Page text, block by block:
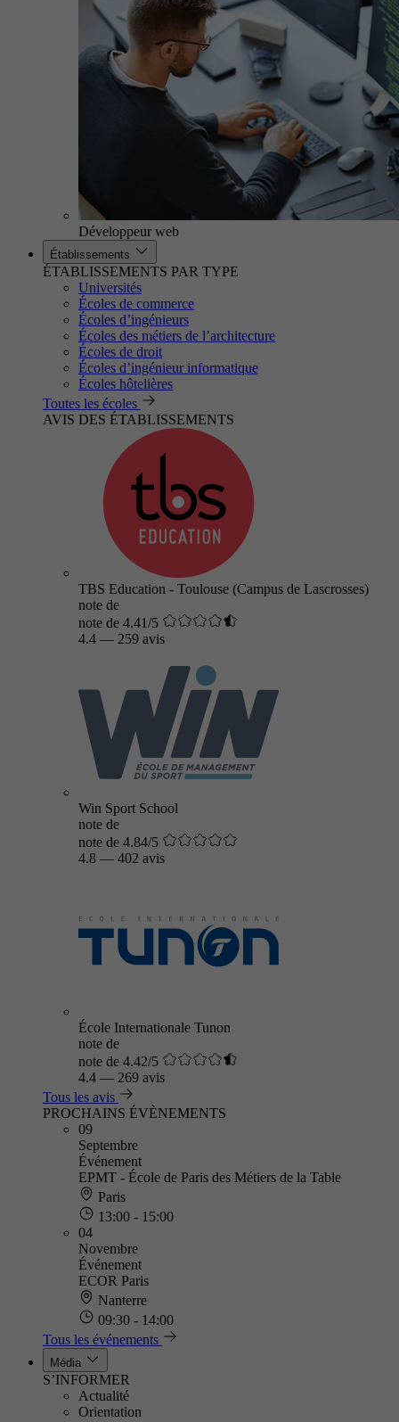
Développeur web
Établissements
ÉTABLISSEMENTS PAR TYPE
Universités
Écoles de commerce
Écoles d’ingénieurs
Écoles des métiers de l’architecture
Écoles de droit
Écoles d’ingénieur informatique
Écoles hôtelières
Toutes les écoles
AVIS DES ÉTABLISSEMENTS
TBS Education - Toulouse (Campus de Lascrosses)
note de
note de 4.41/5
4.4 — 259 avis
Win Sport School
note de
note de 4.84/5
4.8 — 402 avis
École Internationale Tunon
note de
note de 4.42/5
4.4 — 269 avis
Tous les avis
PROCHAINS ÉVÈNEMENTS
09
Septembre
Événement
EPMT - École de Paris des Métiers de la Table
Paris
13:00 - 15:00
04
Novembre
Événement
ECOR Paris
Nanterre
09:30 - 14:00
Tous les événements
Média
S’INFORMER
Actualité
Orientation